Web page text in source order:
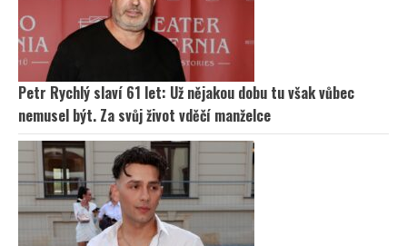
Petr Rychlý slaví 61 let: Už nějakou dobu tu však vůbec
nemusel být. Za svůj život vděčí manželce